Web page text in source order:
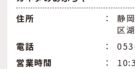
住所
：
静
区
電話
：
営業時間
：